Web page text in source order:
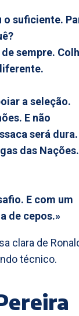
o suficiente.
sempre.
a seleção.
E não
será dura.
das Nações.
E com um
de cepos.»
clara de
técnico.